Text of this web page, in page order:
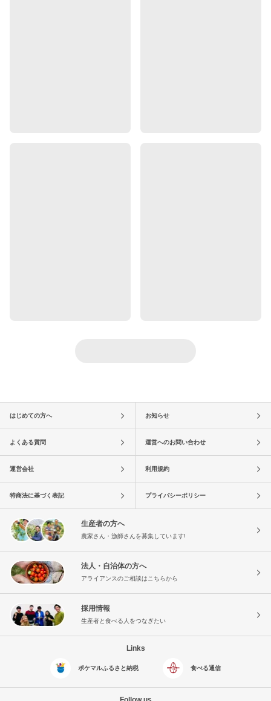
はじめての方へ お知らせ
よくある質問 運営へのお問い合わせ
運営会社 利用規約
特商法に基づく表記 プライバシーポリシー
生産者の方へ
農家さん・漁師さんを募集しています!
法人・自治体の方へ
アライアンスのご相談はこちらから
採用情報
生産者と食べる人をつなぎたい
Links
ポケマルふるさと納税 食べる通信